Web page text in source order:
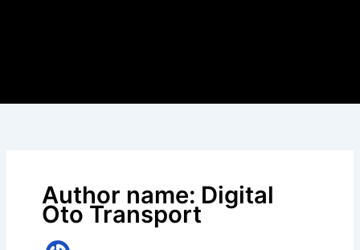
Author name: Digital
Oto Transport